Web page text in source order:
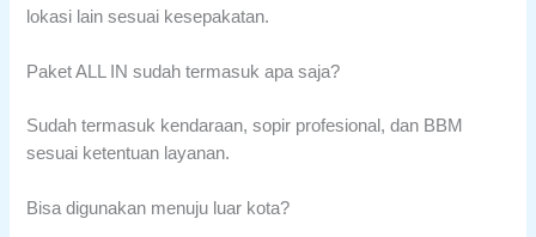
lokasi lain sesuai kesepakatan.
Paket ALL IN sudah termasuk apa saja?
Sudah termasuk kendaraan, sopir profesional, dan BBM
sesuai ketentuan layanan.
Bisa digunakan menuju luar kota?